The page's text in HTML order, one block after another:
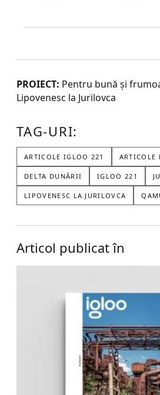
PROIECT: Pentru bună și
Lipovenesc la Jurilovca
TAG-URI:
ARTICOLE IGLOO 221 ARTICOLE
DELTA DUNĂRII IGLOO 221
LIPOVENESC LA JURILOVCA
Articol publicat în